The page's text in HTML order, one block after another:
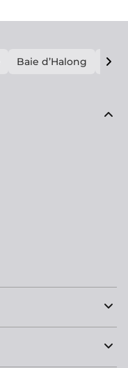
Baie d’Halong E